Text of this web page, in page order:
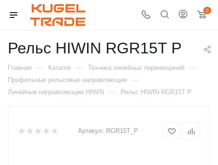
0
Рельс HIWIN RGR15T P
Главная — Каталог — Техника линейных перемещений —
Профильные рельсовые направляющие —
Линейные направляющие HIWIN — Рельс HIWIN RGR15T P
Артикул: RGR15T_P